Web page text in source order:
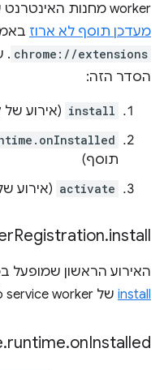
worker מחנות האינטרנט של Chrome, או כשהוא
מעדכן תוסף לא ארוז
chrome://extensions
.
הסדר הזה:
install (אירוע של
תוסף)
activate (אירוע
Registration.install
האירוע הראשון שמופעל
install של web service worker.
.runtime.onInstalled